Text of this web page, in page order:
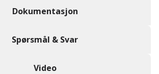
Dokumentasjon
Spørsmål & Svar
Video